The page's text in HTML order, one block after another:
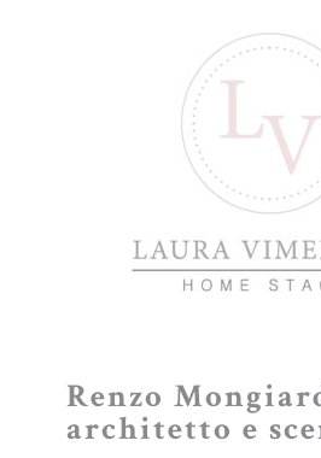
Renzo
architetto e